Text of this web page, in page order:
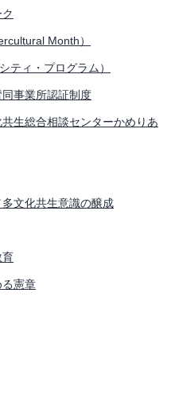
Month）
ティ・プログラム）
事業所認証制度
生総合相談センターかめりあ
文化共生意識の醸成
憲章